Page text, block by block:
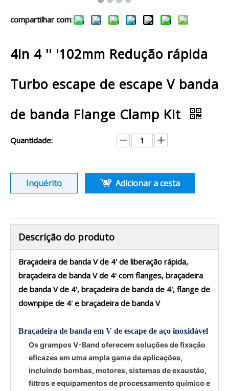
compartilhar com:
4in 4 '' '102mm Redução rápida
Turbo escape de escape V banda
de banda Flange Clamp Kit
Quantidade:
Inquérito Adicionar a cesta
Descrição do produto
Braçadeira de banda V de 4' de liberação rápida,
braçadeira de banda V de 4' com flanges, braçadeira
de banda V de 4', braçadeira de banda de 4', flange de
downpipe de 4' e braçadeira de banda V
Braçadeira de banda em V de escape de aço inoxidável
Os grampos V-Band oferecem soluções de fixação
eficazes em uma ampla gama de aplicações,
incluindo bombas, motores, sistemas de exaustão,
filtros e equipamentos de processamento químico e